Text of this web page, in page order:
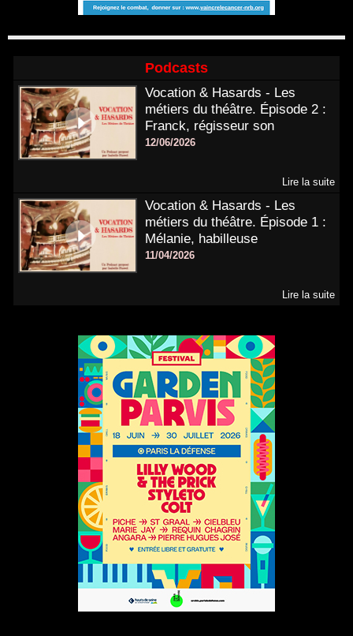
Podcasts
Vocation & Hasards - Les
métiers du théâtre. Épisode 2 :
Franck, régisseur son
12/06/2026
Lire la suite
Vocation & Hasards - Les
métiers du théâtre. Épisode 1 :
Mélanie, habilleuse
11/04/2026
Lire la suite